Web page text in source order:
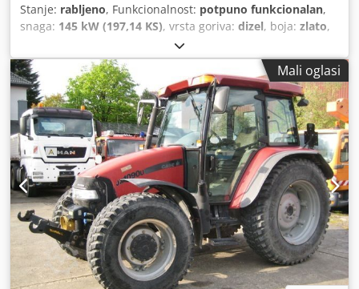
Stanje: rabljeno, Funkcionalnost: potpuno funkcionalan,
snaga: 145 kW (197,14 KS), vrsta goriva: dizel, boja: zlato,
, Godina proizvodnje:
sati:8.000 h, Oprema:centralizirani sustav za
podmazivanje, kabina, klima uređaj, Case 821C utovarivač
na kotačima Godina proizvodnje: 2000 8.000 radnih sati
145 kW cca 18.000 kg Djdpfx Akoy Uxt Sokjck Klima uređaj
Centralno podmazivanje Gume 23,5R25
Mali oglasi